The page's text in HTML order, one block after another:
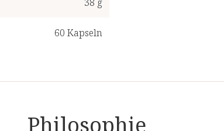
60 Kapseln
€ 526,05 /1kginkl. MwSt
Philosophie